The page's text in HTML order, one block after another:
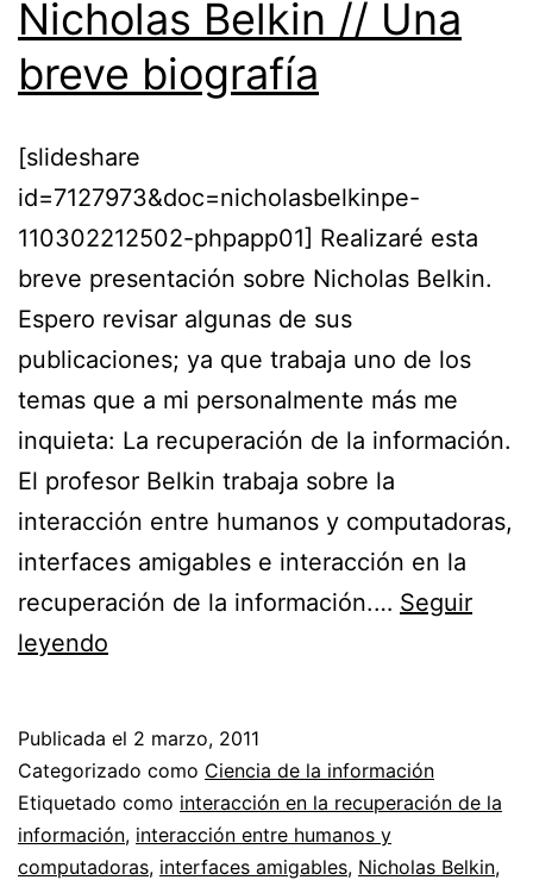
Nicholas Belkin // Una
breve biografía
[slideshare
id=7127973&doc=nicholasbelkinpe-
110302212502-phpapp01] Realizaré esta
breve presentación sobre Nicholas Belkin.
Espero revisar algunas de sus
publicaciones; ya que trabaja uno de los
temas que a mi personalmente más me
inquieta: La recuperación de la información.
El profesor Belkin trabaja sobre la
interacción entre humanos y computadoras,
interfaces amigables e interacción en la
recuperación de la información.… Seguir
leyendo
Una
breve
biografía
Publicada el 2 marzo, 2011
Categorizado como Ciencia de la información
Etiquetado como interacción en la recuperación de la
información, interacción entre humanos y
computadoras, interfaces amigables, Nicholas Belkin,